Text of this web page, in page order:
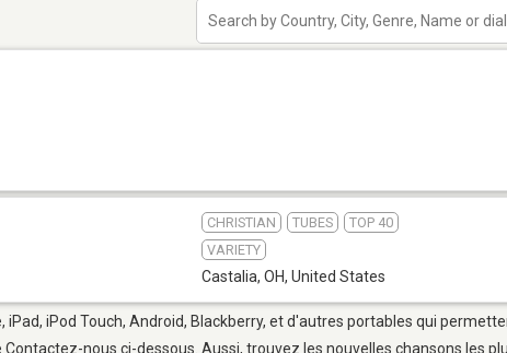
CHRISTIAN TUBES
TOP 40
VARIETY
Castalia, OH, United States
iPod Touch, Android, Blackberry, et d'autres portables qui
nous ci-dessous. Aussi, trouvez les nouvelles chansons les